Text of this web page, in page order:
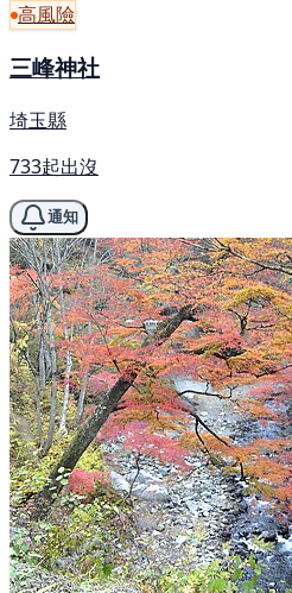
高風險
三峰神社
埼玉縣
733起出沒
通知